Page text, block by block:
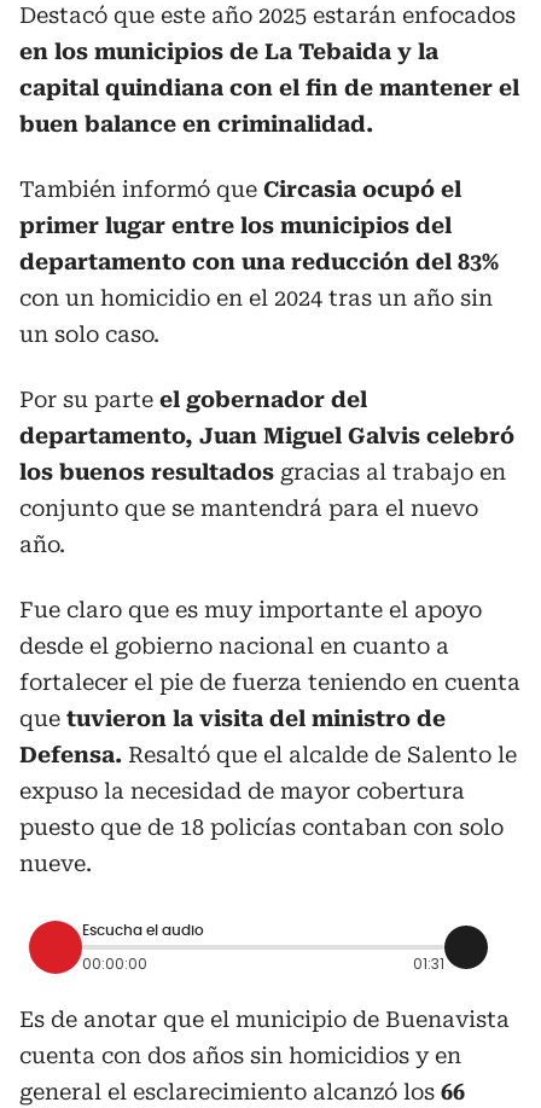
Destacó que este año 2025 estarán enfocados
en los municipios de La Tebaida y la
capital quindiana con el fin de mantener el
buen balance en criminalidad.
También informó que Circasia ocupó el
primer lugar entre los municipios del
departamento con una reducción del 83%
con un homicidio en el 2024 tras un año sin
un solo caso.
Por su parte el gobernador del
departamento, Juan Miguel Galvis celebró
los buenos resultados gracias al trabajo en
conjunto que se mantendrá para el nuevo
año.
Fue claro que es muy importante el apoyo
desde el gobierno nacional en cuanto a
fortalecer el pie de fuerza teniendo en cuenta
que tuvieron la visita del ministro de
Defensa. Resaltó que el alcalde de Salento le
expuso la necesidad de mayor cobertura
puesto que de 18 policías contaban con solo
nueve.
Escucha el audio
00:00:00 01:31
Es de anotar que el municipio de Buenavista
cuenta con dos años sin homicidios y en
general el esclarecimiento alcanzó los 66